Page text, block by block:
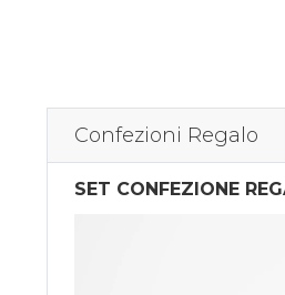
Confezioni Regalo
SET CONFEZIONE